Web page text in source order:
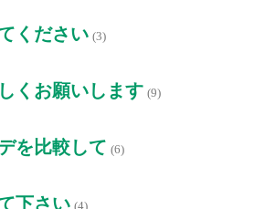
ください (3)
くお願いします (9)
を比較して (6)
下さい (4)